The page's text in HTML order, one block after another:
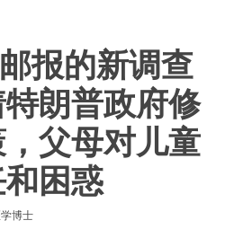
报的新调查
朗普政府修
父母对儿童
困惑
博士